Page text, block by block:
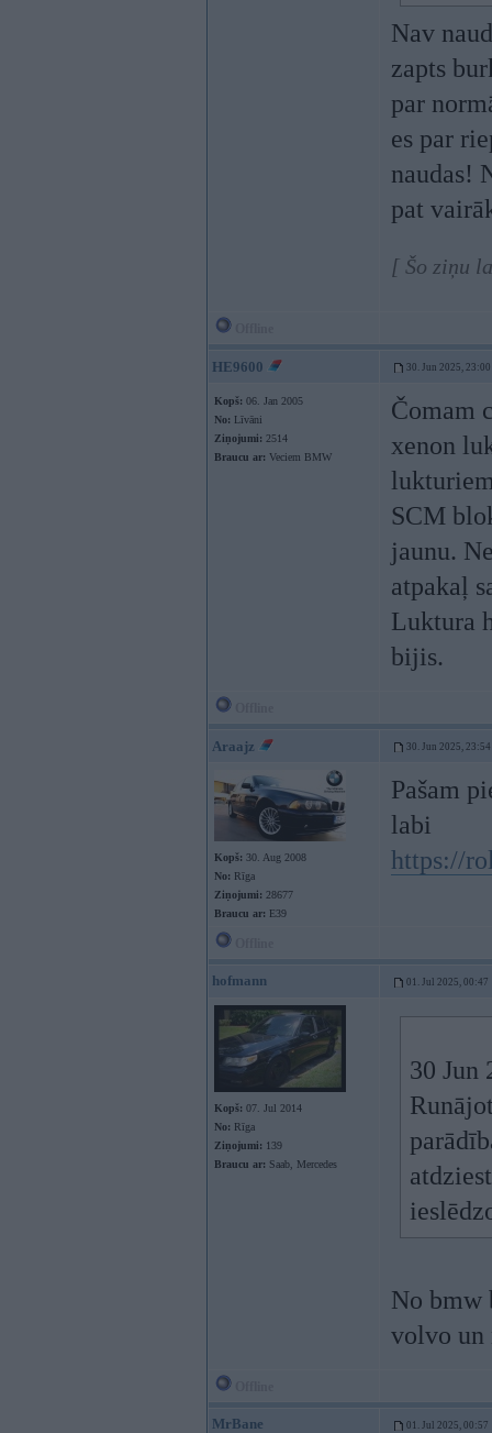
Nav
zapts
par
es par
naudas!
pat
[ Šo ziņu
HE9600 30. Jun 2025, 23:00
Kopš: 06. Jan 2005
No: Līvāni
Ziņojumi: 2514
Braucu ar: Veciem BMW
Čomam
xenon
SCM
jaunu.
atpakaļ
Luktura
bijis.
Araajz 30. Jun 2025, 23:54
Kopš: 30. Aug 2008
No: Rīga
Ziņojumi: 28677
Braucu ar: E39
Pašam
labi
https://
hofmann 01. Jul 2025, 00:47
Kopš: 07. Jul 2014
No: Rīga
Ziņojumi: 139
Braucu ar: Saab, Mercedes
30 Jun
No bmw
volvo un
MrBane 01. Jul 2025, 00:57